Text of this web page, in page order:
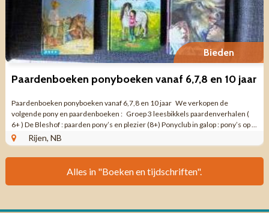
Bieden
Paardenboeken ponyboeken vanaf 6,7,8 en 10 jaar
Paardenboeken ponyboeken vanaf 6,7,8 en 10 jaar We verkopen de
volgende pony en paardenboeken : Groep 3 leesbikkels paardenverhalen (
6+ ) De Bleshof : paarden pony’s en plezier (8+) Ponyclub in galop : pony’s op ...
Rijen, NB
Alles in "Boeken en tijdschriften".